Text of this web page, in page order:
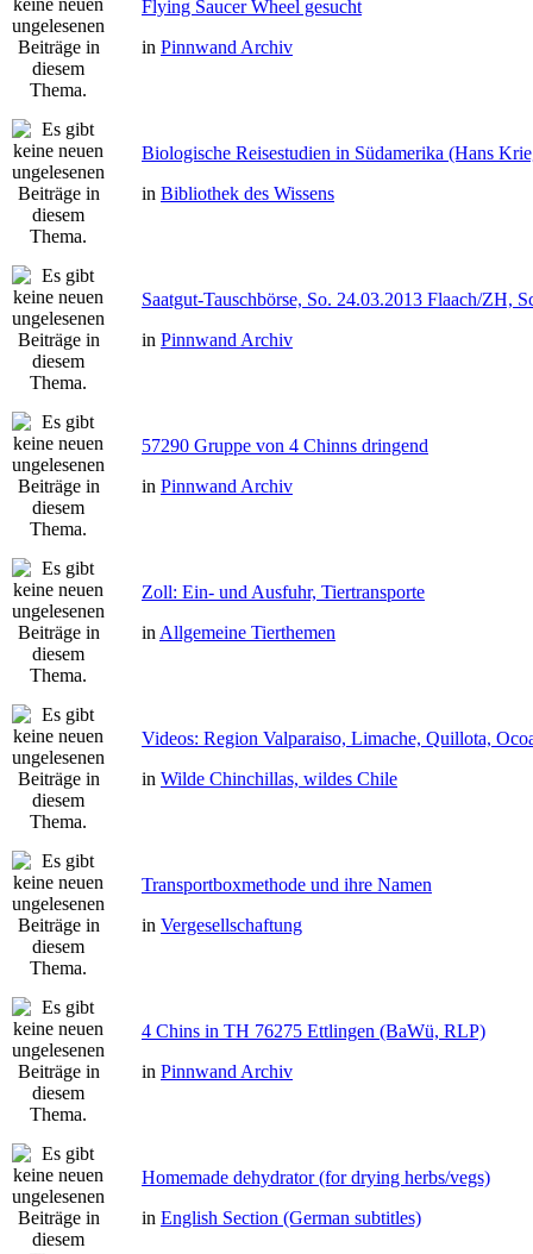
Flying Saucer Wheel gesucht
in Pinnwand Archiv
Biologische Reisestudien in Südamerika (Hans
in Bibliothek des Wissens
Saatgut-Tauschbörse, So. 24.03.2013 Flaach/ZH,
in Pinnwand Archiv
57290 Gruppe von 4 Chinns dringend
in Pinnwand Archiv
Zoll: Ein- und Ausfuhr, Tiertransporte
in Allgemeine Tierthemen
Videos: Region Valparaiso, Limache, Quillota,
in Wilde Chinchillas, wildes Chile
Transportboxmethode und ihre Namen
in Vergesellschaftung
4 Chins in TH 76275 Ettlingen (BaWü, RLP)
in Pinnwand Archiv
Homemade dehydrator (for drying herbs/vegs)
in English Section (German subtitles)